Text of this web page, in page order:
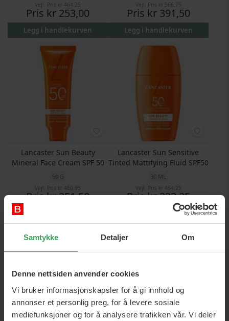
Samtykke Detaljer Om
Denne nettsiden anvender cookies
Vi bruker informasjonskapsler for å gi innhold og
annonser et personlig preg, for å levere sosiale
mediefunksjoner og for å analysere trafikken vår. Vi deler
Vejl. Pris kr 464,25
Pris kr 253,00
Legg i handlekurven
Vejl. Pris kr 566,75
Pris kr 391,50
Legg i handlekurven
Lancaster Sun Beauty
Mineral Face Cream SPF 50
50 G
Vejl. Pris kr 460,95
Priskr 251,50
Lancaster Sun Sensitive
Tinted Mattifying Fluid SPF50
30 ML
Vejl. Pris kr 464,25
Priskr 223,25
Legg i handlekurven